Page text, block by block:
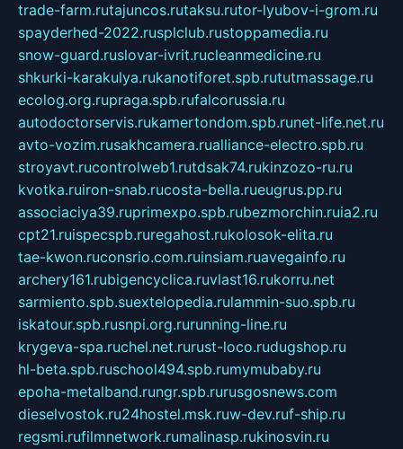
trade-farm.rutajuncos.rutaksu.rutor-lyubov-i-grom.ru
spayderhed-2022.rusplclub.rustoppamedia.ru
snow-guard.ruslovar-ivrit.rucleanmedicine.ru
shkurki-karakulya.rukanotiforet.spb.rututmassage.ru
ecolog.org.rupraga.spb.rufalcorussia.ru
autodoctorservis.rukamertondom.spb.runet-life.net.ru
avto-vozim.rusakhcamera.rualliance-electro.spb.ru
stroyavt.rucontrolweb1.rutdsak74.rukinzozo-ru.ru
kvotka.ruiron-snab.rucosta-bella.rueugrus.pp.ru
associaciya39.ruprimexpo.spb.rubezmorchin.ruia2.ru
cpt21.ruispecspb.ruregahost.rukolosok-elita.ru
tae-kwon.ruconsrio.com.ruinsiam.ruavegainfo.ru
archery161.rubigencyclica.ruvlast16.rukorru.net
sarmiento.spb.suextelopedia.rulammin-suo.spb.ru
iskatour.spb.rusnpi.org.rurunning-line.ru
krygeva-spa.ruchel.net.rurust-loco.rudugshop.ru
hl-beta.spb.ruschool494.spb.rumymubaby.ru
epoha-metalband.rungr.spb.rurusgosnews.com
dieselvostok.ru24hostel.msk.ruw-dev.ruf-ship.ru
regsmi.rufilmnetwork.rumalinasp.rukinosvin.ru